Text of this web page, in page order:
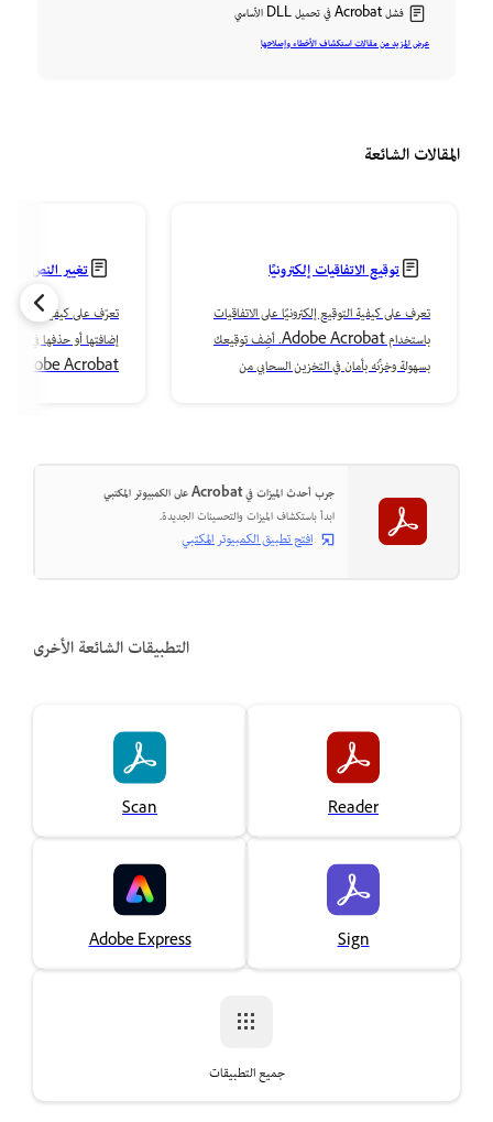
فشل Acrobat في تحميل DLL الأساسي
عرض المزيد من مقالات استكشاف الأخطاء وإصلاحها
المقالات الشائعة
توقيع الاتفاقيات إلكترونيًا
تعرف على كيفية التوقيع إلكترونيًا على الاتفاقيات
باستخدام Adobe Acrobat. أضِف توقيعك
بسهولة وخزِّنه بأمان في التخزين السحابي من
تغيير النص أو
تعرّف على كيفية تغيير
جرب أحدث الميزات في Acrobat على الكمبيوتر المكتبي
ابدأ باستكشاف الميزات والتحسينات الجديدة.
افتح تطبيق الكمبيوتر المكتبي
التطبيقات الشائعة الأخرى
Reader
Scan
Sign
Adobe Express
جميع التطبيقات